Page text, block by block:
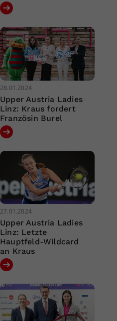
28.01.2024
Upper Austria Ladies
Linz: Kraus fordert
Französin Burel
27.01.2024
Upper Austria Ladies
Linz: Letzte
Hauptfeld-Wildcard
an Kraus